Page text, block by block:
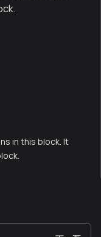
in this block. It